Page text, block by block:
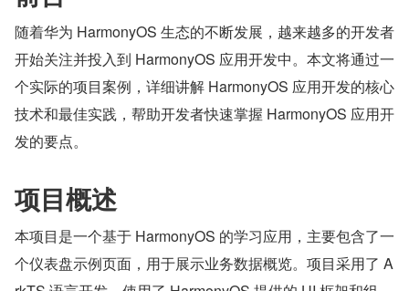
随着华为 HarmonyOS 生态的不断发展，越来越多的开发者
开始关注并投入到 HarmonyOS 应用开发中。本文将通过一
个实际的项目案例，详细讲解 HarmonyOS 应用开发的核心
技术和最佳实践，帮助开发者快速掌握 HarmonyOS 应用开
发的要点。
项目概述
本项目是一个基于 HarmonyOS 的学习应用，主要包含了一
个仪表盘示例页面，用于展示业务数据概览。项目采用了 A